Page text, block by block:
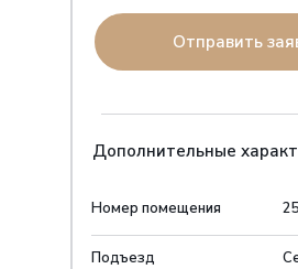
Дополнительные
Номер помещения 25
Отправить
Подъезд